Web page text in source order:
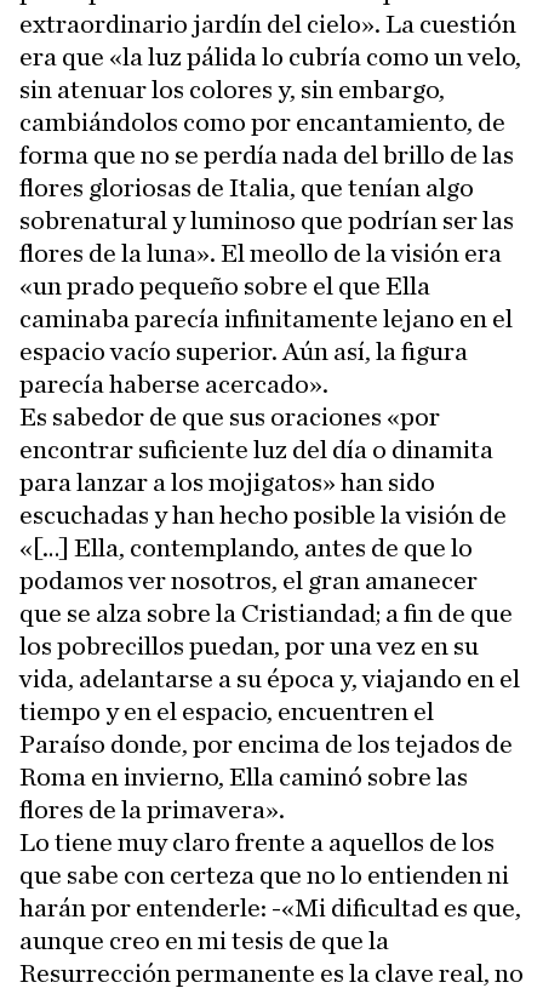
extraordinario jardín del cielo». La cuestión
era que «la luz pálida lo cubría como un velo,
sin atenuar los colores y, sin embargo,
cambiándolos como por encantamiento, de
forma que no se perdía nada del brillo de las
flores gloriosas de Italia, que tenían algo
sobrenatural y luminoso que podrían ser las
flores de la luna». El meollo de la visión era
«un prado pequeño sobre el que Ella
caminaba parecía infinitamente lejano en el
espacio vacío superior. Aún así, la figura
parecía haberse acercado».
Es sabedor de que sus oraciones «por
encontrar suficiente luz del día o dinamita
para lanzar a los mojigatos» han sido
escuchadas y han hecho posible la visión de
«[…] Ella, contemplando, antes de que lo
podamos ver nosotros, el gran amanecer
que se alza sobre la Cristiandad; a fin de que
los pobrecillos puedan, por una vez en su
vida, adelantarse a su época y, viajando en el
tiempo y en el espacio, encuentren el
Paraíso donde, por encima de los tejados de
Roma en invierno, Ella caminó sobre las
flores de la primavera».
Lo tiene muy claro frente a aquellos de los
que sabe con certeza que no lo entienden ni
harán por entenderle: -«Mi dificultad es que,
aunque creo en mi tesis de que la
Resurrección permanente es la clave real, no